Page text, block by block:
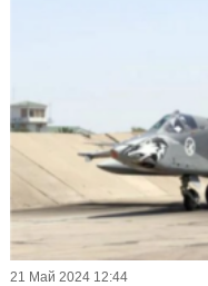
21 Май 2024 12:44